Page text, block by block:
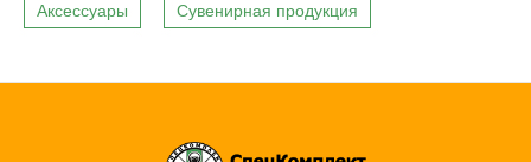
Аксессуары Сувенирная продукция